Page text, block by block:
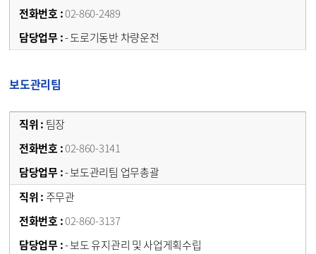
02-860-2489
- 도로기동반 차량운전
보도관리팀
팀장
02-860-3141
- 보도관리팀 업무총괄
주무관
02-860-3137
- 보도 유지관리 및 사업게획수립